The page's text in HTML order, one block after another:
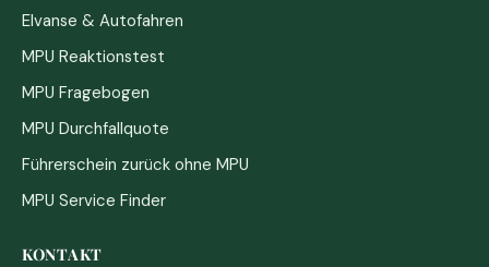
Elvanse & Autofahren
MPU Reaktionstest
MPU Fragebogen
MPU Durchfallquote
Führerschein zurück ohne MPU
MPU Service Finder
KONTAKT